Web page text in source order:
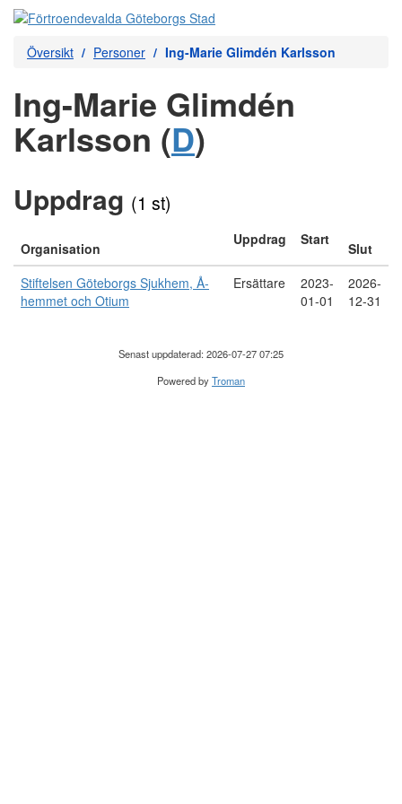
Översikt Personer Ing-Marie Glimdén Karlsson
Ing-Marie Glimdén
Karlsson (D)
Uppdrag (1 st)
Organisation
Uppdrag Start
Slut
Stiftelsen Göteborgs Sjukhem, Å-
hemmet och Otium
Ersättare
2023-
01-01
2026-
12-31
Senast uppdaterad: 2026-07-27 07:25
Powered byTroman